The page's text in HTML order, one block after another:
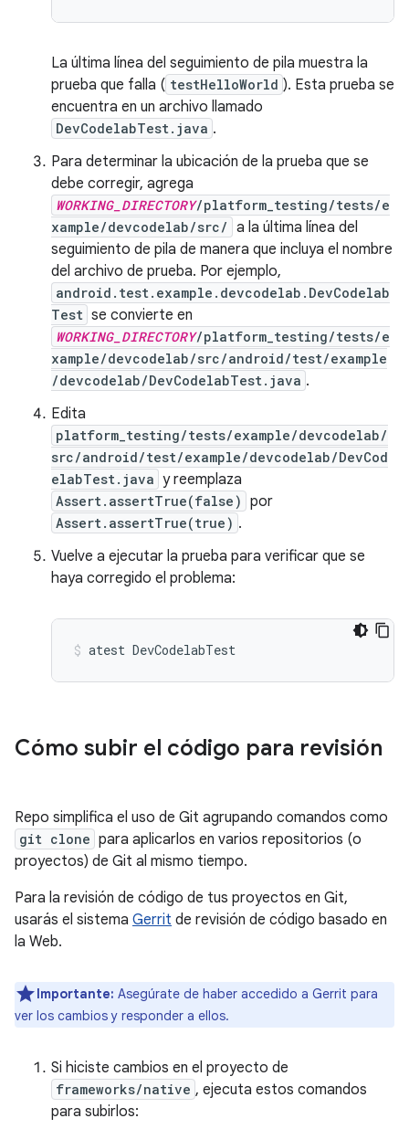
La última línea del seguimiento de pila muestra la
prueba que falla ( testHelloWorld ). Esta prueba se
encuentra en un archivo llamado
DevCodelabTest.java .
Para determinar la ubicación de la prueba que se
debe corregir, agrega
WORKING_DIRECTORY/platform_testing/tests/e
xample/devcodelab/src/ a la última línea del
seguimiento de pila de manera que incluya el nombre
del archivo de prueba. Por ejemplo,
android.test.example.devcodelab.DevCodelab
Test se convierte en
WORKING_DIRECTORY/platform_testing/tests/e
xample/devcodelab/src/android/test/example
/devcodelab/DevCodelabTest.java .
Edita
platform_testing/tests/example/devcodelab/
src/android/test/example/devcodelab/DevCod
elabTest.java y reemplaza
Assert.assertTrue(false) por
Assert.assertTrue(true) .
Vuelve a ejecutar la prueba para verificar que se
haya corregido el problema:
atest DevCodelabTest
Cómo subir el código para revisión
Repo simplifica el uso de Git agrupando comandos como
git clone para aplicarlos en varios repositorios (o
proyectos) de Git al mismo tiempo.
Para la revisión de código de tus proyectos en Git,
usarás el sistema Gerrit de revisión de código basado en
la Web.
Importante: Asegúrate de haber accedido a Gerrit para
ver los cambios y responder a ellos.
Si hiciste cambios en el proyecto de
frameworks/native , ejecuta estos comandos
para subirlos: